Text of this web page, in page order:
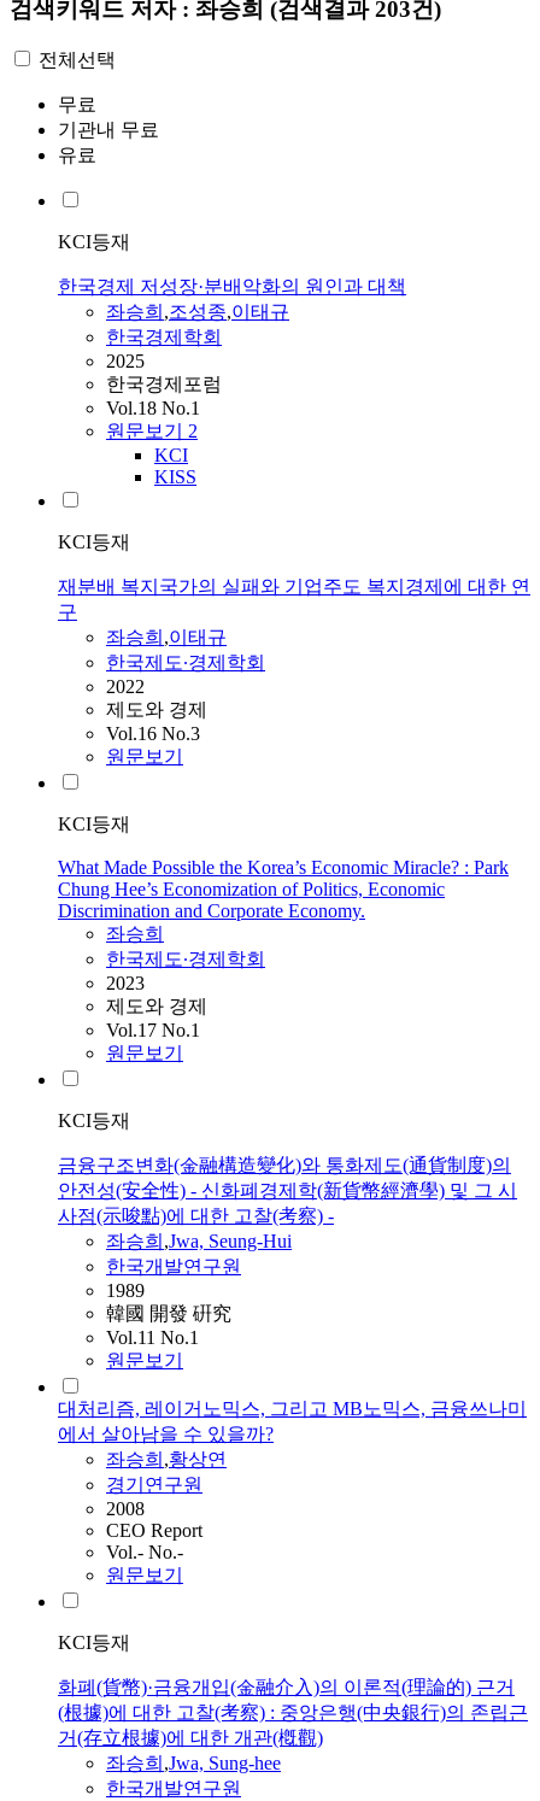
검색키워드 저자 : 좌승희 (검색결과 203건)
전체선택
무료
기관내 무료
유료
KCI등재
한국경제 저성장·분배악화의 원인과 대책
좌승희 ,조성종,이태규
한국경제학회
2025
한국경제포럼
Vol.18 No.1
원문보기 2
KCI
KISS
KCI등재
재분배 복지국가의 실패와 기업주도 복지경제에 대한 연
구
좌승희 ,이태규
한국제도∙경제학회
2022
제도와 경제
Vol.16 No.3
원문보기
KCI등재
What Made Possible the Korea’s Economic Miracle? : Park
Chung Hee’s Economization of Politics, Economic
Discrimination and Corporate Economy.
좌승희
한국제도∙경제학회
2023
제도와 경제
Vol.17 No.1
원문보기
KCI등재
금융구조변화(金融構造變化)와 통화제도(通貨制度)의
안전성(安全性) - 신화폐경제학(新貨幣經濟學) 및 그 시
사점(示唆點)에 대한 고찰(考察) -
좌승희 ,Jwa, Seung-Hui
한국개발연구원
1989
韓國 開發 硏究
Vol.11 No.1
원문보기
대처리즘, 레이거노믹스, 그리고 MB노믹스, 금융쓰나미
에서 살아남을 수 있을까?
좌승희 ,황상연
경기연구원
2008
CEO Report
Vol.- No.-
원문보기
KCI등재
화폐(貨幣)·금융개입(金融介入)의 이론적(理論的) 근거
(根據)에 대한 고찰(考察) : 중앙은행(中央銀行)의 존립근
거(存立根據)에 대한 개관(槪觀)
좌승희 ,Jwa, Sung-hee
한국개발연구원